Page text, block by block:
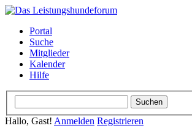
Portal
Suche
Mitglieder
Kalender
Hilfe
Hallo, Gast! Anmelden Registrieren